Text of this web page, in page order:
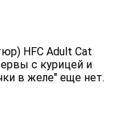
HFC Adult Cat
с курицей и
в желе" еще нет.